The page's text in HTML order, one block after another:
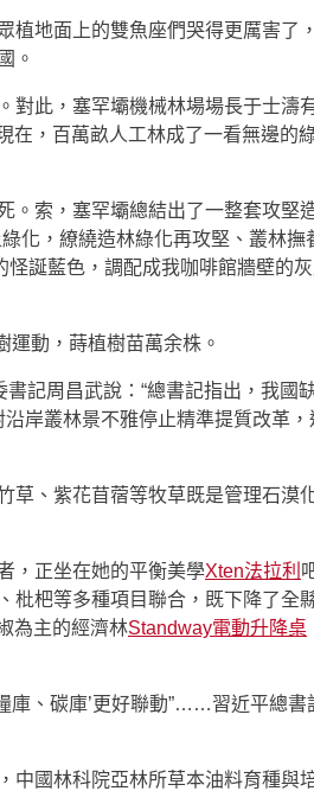
植地面上的雙魚座們哭得更厲害了
。
對此，塞罕壩機械林場場長于士濤
在，百萬畝人工林成了一看無邊的
。索，塞罕壩總結出了一整套攻堅
化，繚繞造林綠化再攻堅、叢林撫
誕藍色，調配成我咖啡館牆壁的
動，蒔植樹苗萬余株。
書記周昌武說：“總書記指出，我國
岸叢林景不雅停止精準提質改革
、紫花苜蓿等牧草既是管理石漠化
，正坐在她的平衡美學Xten法拉利
杷等多種項目聯合，既下降了全
為主的經濟林Standway電動升降桌
庫、碳庫’更好聯動”……習近平總書
中國林科院亞林所草本油料育種與